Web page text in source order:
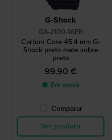
G-Shock
GA-2100-1AER
Carbon Core 45.4 mm G-
Shock preto mate sobre
preto
99,90 €
● Em stock
Comparar
Ver produto